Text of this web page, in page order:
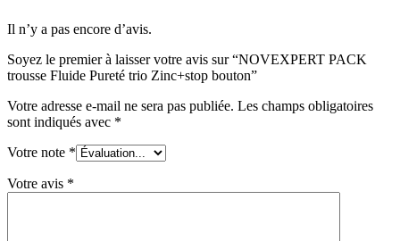
Il n’y a pas encore d’avis.
Soyez le premier à laisser votre avis sur “NOVEXPERT PACK
trousse Fluide Pureté trio Zinc+stop bouton”
Votre adresse e-mail ne sera pas publiée. Les champs obligatoires
sont indiqués avec *
Votre note *
Votre avis *